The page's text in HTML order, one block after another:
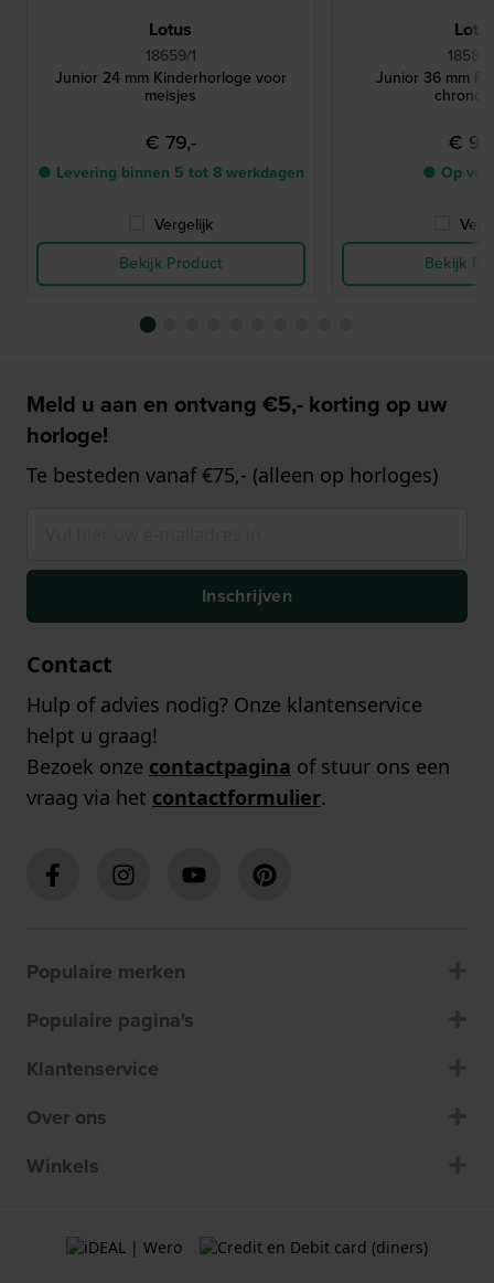
Lotus
18659/1
Junior 24 mm Kinderhorloge voor
meisjes
€ 79,-
● Levering binnen 5 tot 8 werkdagen
Vergelijk
Bekijk Product
Junior 36 mm
€
● Op
Bekijk
Meld u aan en ontvang €5,- korting op uw
horloge!
Te besteden vanaf €75,- (alleen op horloges)
Inschrijven
Contact
Hulp of advies nodig? Onze klantenservice
helpt u graag!
Bezoek onze contactpagina of stuur ons een
vraag via het contactformulier.
Populaire merken
Populaire pagina's
Klantenservice
Over ons
Winkels